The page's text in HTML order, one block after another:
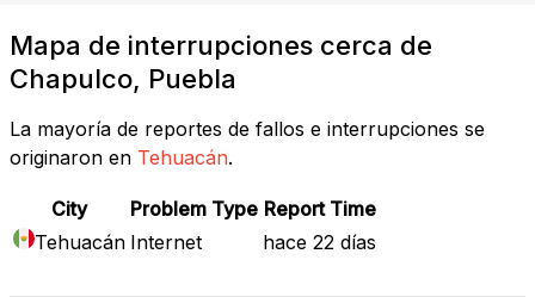
Mapa de interrupciones cerca de
Chapulco, Puebla
La mayoría de reportes de fallos e interrupciones se
originaron en Tehuacán.
City Problem Type Report Time
Tehuacán Internet hace 22 días